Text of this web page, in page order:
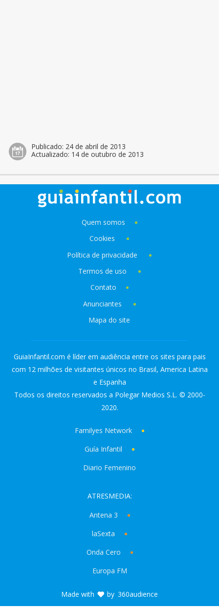
Publicado: 24 de abril de 2013
Actualizado: 14 de outubro de 2013
Quem somos
Cookies
Política de privacidade
Termos de uso
Contato
Anunciantes
Mapa do site
GuiaInfantil.com é líder em audiência entre os sites para pais
com 12 milhões de visitantes únicos no Brasil, America Latina
e Espanha
Todos os direitos reservados a Polegar Medios S.L. © 2000-
2020.
Familyes Network
Guía Infantil
Diario Femenino
ATRESMEDIA:
Antena 3
laSexta
Onda Cero
Europa FM
Made with by 360audience